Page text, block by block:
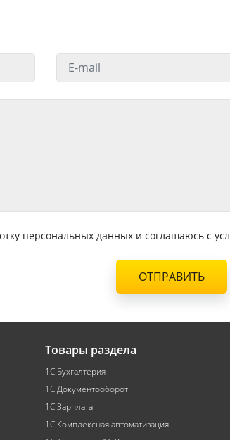
персональных данных и соглашаюсь с
ОТПРАВИТЬ
Товары раздела
1С Бухгалтерия
1С Документооборот
1С Зарплата
1С Комплексная автоматизация